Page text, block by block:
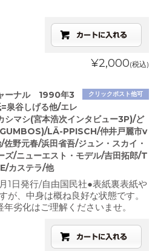
¥2,000(税込)
クリックポスト他可
ーナル 1990年3
泉谷しげる他/エレ
シマシ(宮本浩次インタビュー3P)/ど
LÄ-PPISCH/仲井戸麗市v
佐野元春/浜田省吾/ジュン・スカイ・
ズ/ニューエスト・モデル/吉田拓郎/T
カステラ/他
1日発行/自由国民社●表紙裏表紙や
が、中身は概ね良好な状態です。
劣化はご理解くださいませ。